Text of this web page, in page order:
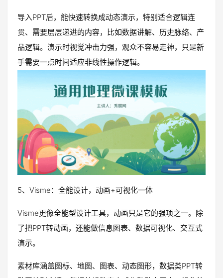
导入PPT后，能快速转换成动态演示，特别适合逻辑连
贯、需要层层递进的内容，比如数据讲解、历史脉络、产
品逻辑。演示时视觉冲击力强，观众不容易走神，只是新
手需要一点时间适应非线性操作逻辑。
5、Visme：全能设计，动画+可视化一体
Visme更像全能型设计工具，动画只是它的强项之一。除
了把PPT转动画，还能做信息图表、数据可视化、交互式
演示。
素材库涵盖图标、地图、图表、动态图形，数据类PPT转